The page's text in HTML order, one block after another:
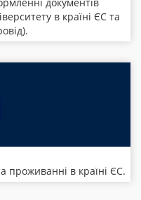
в країні ЄС та
проживанні в країні ЄС.